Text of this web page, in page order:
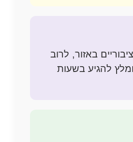
באזור, לרוב
להגיע בשעות